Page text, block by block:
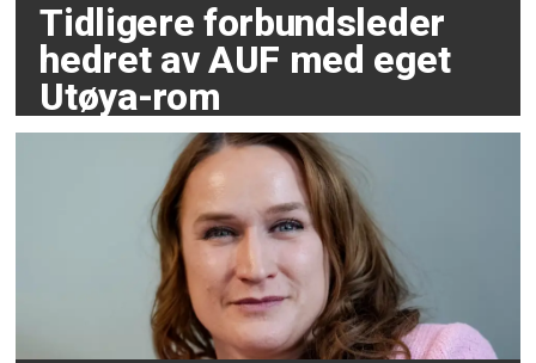
Tidligere forbundsleder
hedret av AUF med eget
Utøya-rom